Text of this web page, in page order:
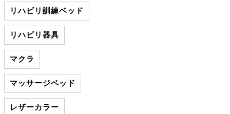
リハビリ訓練ベッド
リハビリ器具
マクラ
マッサージベッド
レザーカラー